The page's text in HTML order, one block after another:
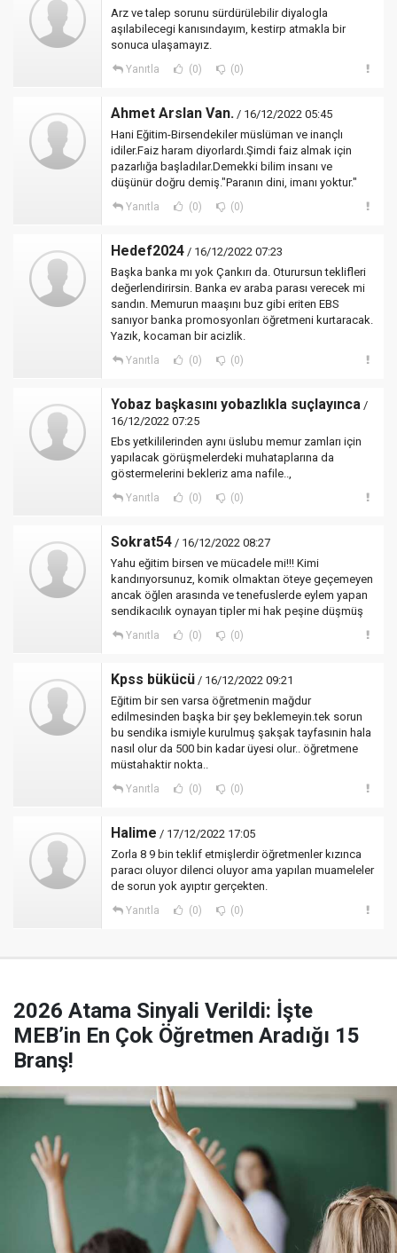
Arz ve talep sorunu sürdürülebilir diyalogla
aşılabilecegi kanısındayım, kestirp atmakla bir
sonuca ulaşamayız.
Yanıtla (0) (0)
Ahmet Arslan Van. / 16/12/2022 05:45
Hani Eğitim-Birsendekiler müslüman ve inançlı
idiler.Faiz haram diyorlardı.Şimdi faiz almak için
pazarlığa başladılar.Demekki bilim insanı ve
düşünür doğru demiş."Paranın dini, imanı yoktur."
Yanıtla (0) (0)
Hedef2024 / 16/12/2022 07:23
Başka banka mı yok Çankırı da. Oturursun teklifleri
değerlendirirsin. Banka ev araba parası verecek mi
sandın. Memurun maaşını buz gibi eriten EBS
sanıyor banka promosyonları öğretmeni kurtaracak.
Yazık, kocaman bir acizlik.
Yanıtla (0) (0)
Yobaz başkasını yobazlıkla suçlayınca /
16/12/2022 07:25
Ebs yetkililerinden aynı üslubu memur zamları için
yapılacak görüşmelerdeki muhataplarına da
göstermelerini bekleriz ama nafile..,
Yanıtla (0) (0)
Sokrat54 / 16/12/2022 08:27
Yahu eğitim birsen ve mücadele mi!!! Kimi
kandırıyorsunuz, komik olmaktan öteye geçemeyen
ancak öğlen arasında ve tenefuslerde eylem yapan
sendikacılık oynayan tipler mi hak peşine düşmüş
Yanıtla (0) (0)
Kpss bükücü / 16/12/2022 09:21
Eğitim bir sen varsa öğretmenin mağdur
edilmesinden başka bir şey beklemeyin.tek sorun
bu sendika ismiyle kurulmuş şakşak tayfasınin hala
nasıl olur da 500 bin kadar üyesi olur.. öğretmene
müstahaktir nokta..
Yanıtla (0) (0)
Halime / 17/12/2022 17:05
Zorla 8 9 bin teklif etmişlerdir öğretmenler kızınca
paracı oluyor dilenci oluyor ama yapılan muameleler
de sorun yok ayıptır gerçekten.
Yanıtla (0) (0)
2026 Atama Sinyali Verildi: İşte
MEB’in En Çok Öğretmen Aradığı 15
Branş!